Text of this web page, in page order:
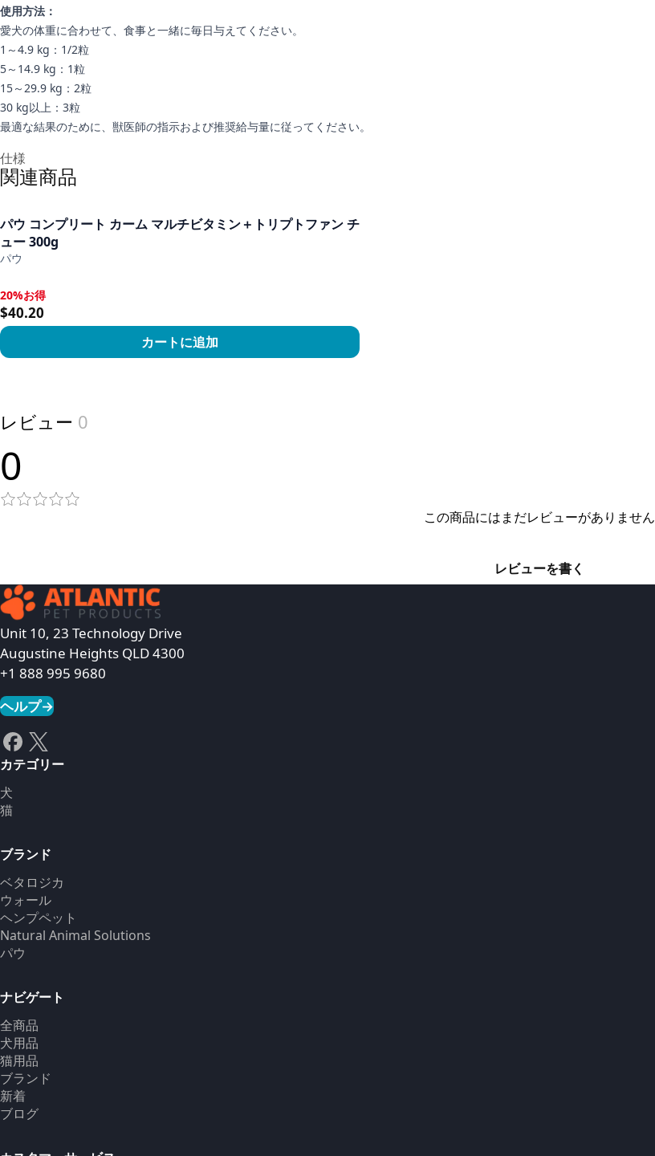
使用方法：
愛犬の体重に合わせて、食事と一緒に毎日与えてください。
1～4.9 kg：1/2粒
5～14.9 kg：1粒
15～29.9 kg：2粒
30 kg以上：3粒
最適な結果のために、獣医師の指示および推奨給与量に従ってください。
仕様
関連商品
パウ コンプリート カーム マルチビタミン＋トリプトファン チ
ュー 300g
パウ
20%お得, $40.20
20%お得
$40.20
カートに追加
レビュー 0
0
この商品にはまだレビューがありません
レビューを書く
Unit 10, 23 Technology Drive
Augustine Heights QLD 4300
+1 888 995 9680
ヘルプ→
カテゴリー
犬
猫
ブランド
ベタロジカ
ウォール
ヘンプペット
Natural Animal Solutions
パウ
ナビゲート
全商品
犬用品
猫用品
ブランド
新着
ブログ